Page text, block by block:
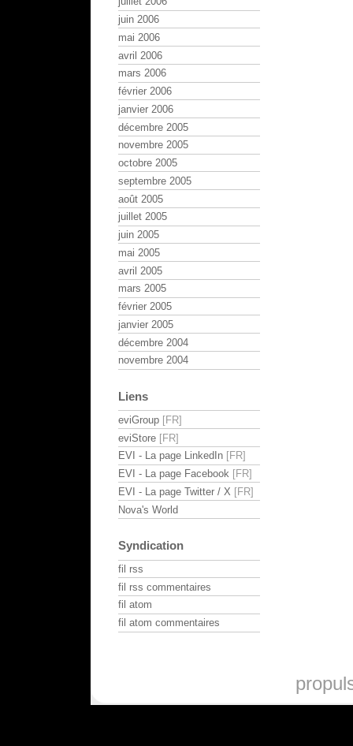
juin 2006
mai 2006
avril 2006
mars 2006
février 2006
janvier 2006
décembre 2005
novembre 2005
octobre 2005
septembre 2005
août 2005
juillet 2005
juin 2005
mai 2005
avril 2005
mars 2005
février 2005
janvier 2005
décembre 2004
novembre 2004
Liens
eviGroup
eviStore
EVI - La page LinkedIn
EVI - La page Facebook
EVI - La page Twitter / X
Nova's World
Syndication
fil rss
fil rss commentaires
fil atom
fil atom commentaires